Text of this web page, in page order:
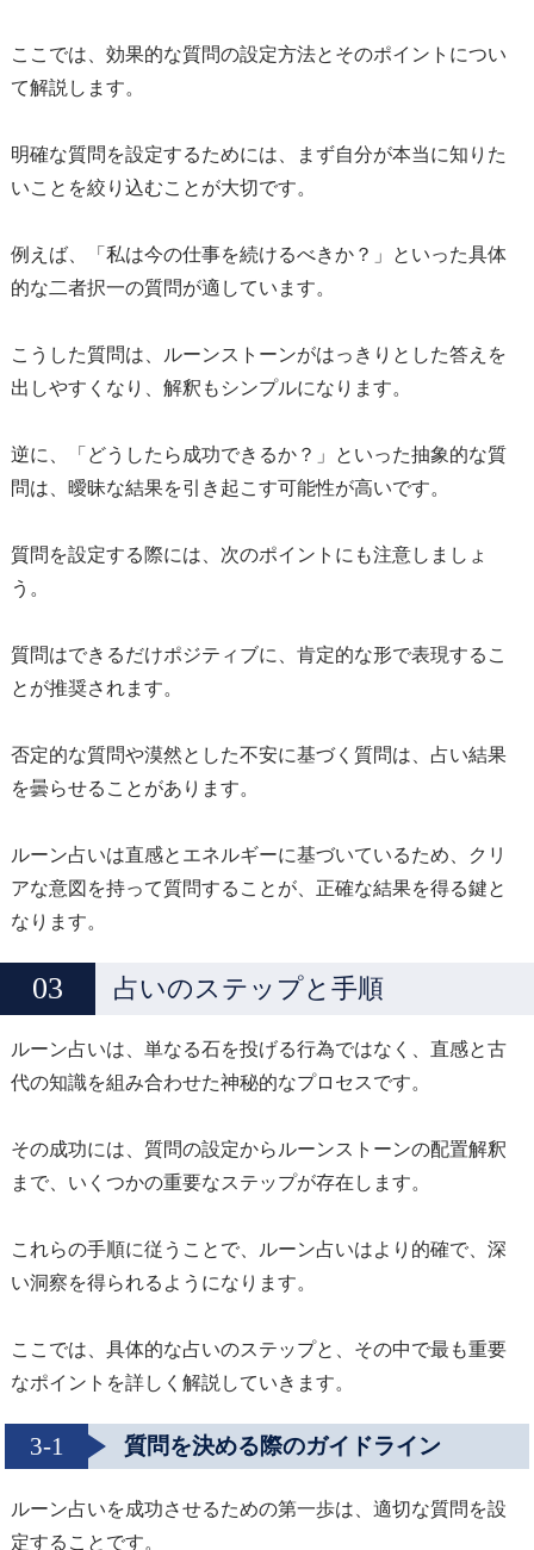
ここでは、効果的な質問の設定方法とそのポイントについ
て解説します。
明確な質問を設定するためには、まず自分が本当に知りた
いことを絞り込むことが大切です。
例えば、「私は今の仕事を続けるべきか？」といった具体
的な二者択一の質問が適しています。
こうした質問は、ルーンストーンがはっきりとした答えを
出しやすくなり、解釈もシンプルになります。
逆に、「どうしたら成功できるか？」といった抽象的な質
問は、曖昧な結果を引き起こす可能性が高いです。
質問を設定する際には、次のポイントにも注意しましょ
う。
質問はできるだけポジティブに、肯定的な形で表現するこ
とが推奨されます。
否定的な質問や漠然とした不安に基づく質問は、占い結果
を曇らせることがあります。
ルーン占いは直感とエネルギーに基づいているため、クリ
アな意図を持って質問することが、正確な結果を得る鍵と
なります。
占いのステップと手順
ルーン占いは、単なる石を投げる行為ではなく、直感と古
代の知識を組み合わせた神秘的なプロセスです。
その成功には、質問の設定からルーンストーンの配置解釈
まで、いくつかの重要なステップが存在します。
これらの手順に従うことで、ルーン占いはより的確で、深
い洞察を得られるようになります。
ここでは、具体的な占いのステップと、その中で最も重要
なポイントを詳しく解説していきます。
3-1 質問を決める際のガイドライン
ルーン占いを成功させるための第一歩は、適切な質問を設
定することです。